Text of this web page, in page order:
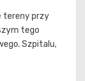
tereny przy
tego
Szpitalu,